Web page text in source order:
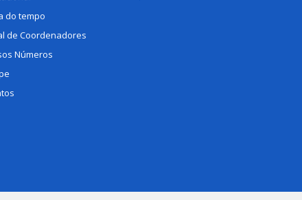
do tempo
de Coordenadores
Números